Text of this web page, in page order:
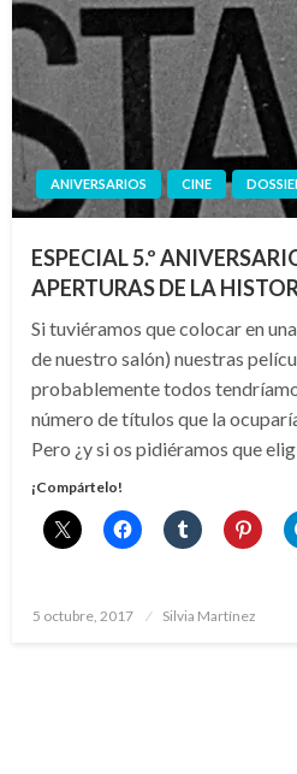
ANIVERSARIOS CINE
ESPECIAL 5.º
APERTURAS DE LA
Si tuviéramos que colocar en
de nuestro salón) nuestras
probablemente todos
número de títulos que la
Pero ¿y si os pidiéramos que
¡Compártelo!
Publicado
5 octubre, 2017 Silvia Martínez